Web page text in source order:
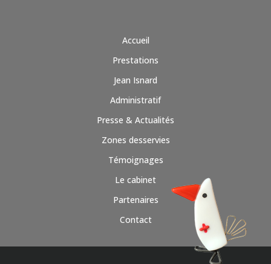
Accueil
Prestations
Jean Isnard
Administratif
Presse & Actualités
Zones desservies
Témoignages
Le cabinet
Partenaires
Contact